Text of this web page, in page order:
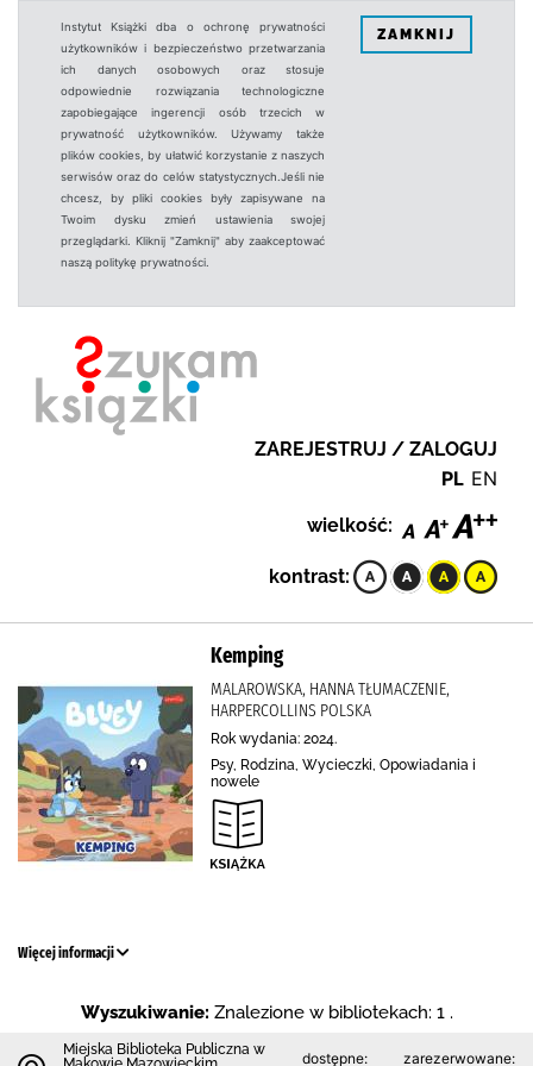
Instytut Książki dba o ochronę prywatności
użytkowników i bezpieczeństwo przetwarzania
ich danych osobowych oraz stosuje
odpowiednie rozwiązania technologiczne
zapobiegające ingerencji osób trzecich w
prywatność użytkowników. Używamy także
plików cookies, by ułatwić korzystanie z naszych
serwisów oraz do celów statystycznych.Jeśli nie
chcesz, by pliki cookies były zapisywane na
Twoim dysku zmień ustawienia swojej
przeglądarki. Kliknij "Zamknij" aby zaakceptować
naszą politykę prywatności.
ZAMKNIJ
ZAREJESTRUJ / ZALOGUJ
PL EN
wielkość:
kontrast:
Kemping
MALAROWSKA, HANNA TŁUMACZENIE,
HARPERCOLLINS POLSKA
Rok wydania: 2024.
Psy, Rodzina, Wycieczki, Opowiadania i
nowele
Więcej informacji
Wyszukiwanie: Znalezione w bibliotekach: 1 .
Miejska Biblioteka Publiczna w
dostępne: zarezerwowane: